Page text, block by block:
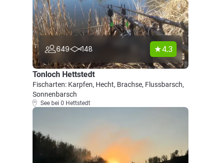
649 148 4.3
Tonloch Hettstedt
Fischarten: Karpfen, Hecht, Brachse, Flussbarsch,
Sonnenbarsch
See bei 0 Hettstedt